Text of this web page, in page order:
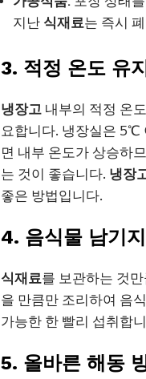
지난 식재료는 즉시
3. 적정 온도 유
냉장고 내부의 적정 온
요합니다. 냉장실은 5℃
면 내부 온도가 상승하
는 것이 좋습니다. 냉장
좋은 방법입니다.
4. 음식물 남기
식재료를 보관하는 것
을 만큼만 조리하여 음
가능한 한 빨리 섭취합
5. 올바른 해동